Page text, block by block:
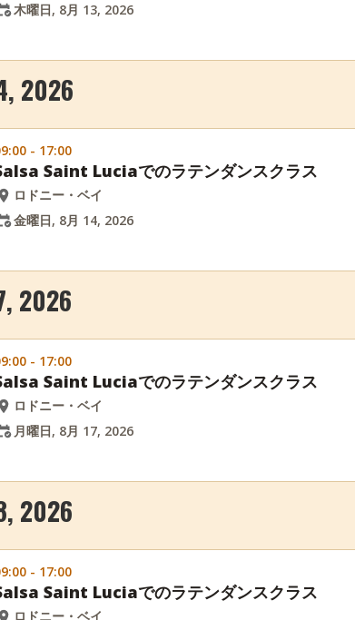
木曜日, 8月 13, 2026
2026
- 17:00
Saint Luciaでのラテンダンスクラス
ロドニー・ベイ
金曜日, 8月 14, 2026
2026
- 17:00
Saint Luciaでのラテンダンスクラス
ロドニー・ベイ
月曜日, 8月 17, 2026
2026
- 17:00
Saint Luciaでのラテンダンスクラス
ロドニー・ベイ